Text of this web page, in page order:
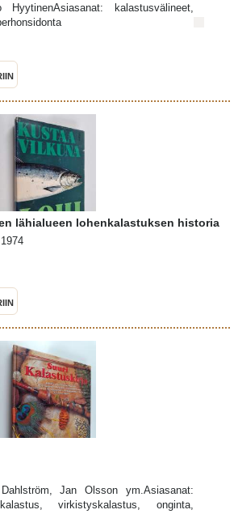
kalastusvälineet,
lähialueen lohenkalastuksen historia
Jan Olsson ym.Asiasanat:
virkistyskalastus, onginta,